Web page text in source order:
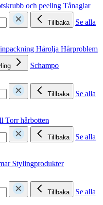
och peeling Tånaglar
Tillbaka
Se alla
Hårolja Hårproblem
Schampo
Tillbaka
Se alla
Torr hårbotten
Tillbaka
Se alla
Stylingprodukter
Tillbaka
Se alla